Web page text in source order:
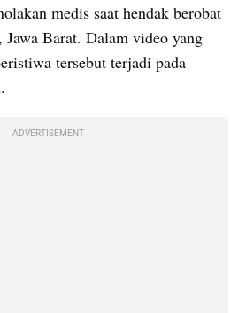
medis saat hendak berobat
Barat. Dalam video yang
tersebut terjadi pada
ADVERTISEMENT